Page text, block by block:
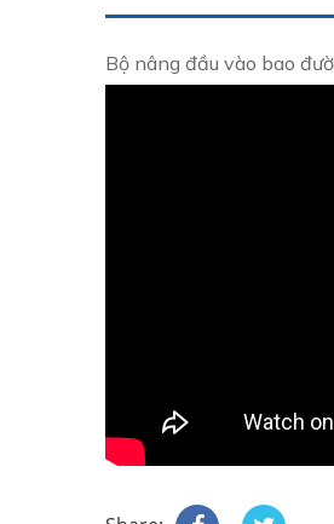
Bộ nâng đầu vào bao